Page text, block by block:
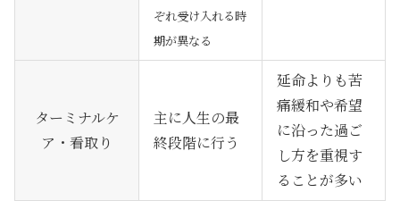
ぞれ受け入れる時
期が異なる
ターミナルケ
ア・看取り
主に人生の最
終段階に行う
延命よりも苦
痛緩和や希望
に沿った過ご
し方を重視す
ることが多い